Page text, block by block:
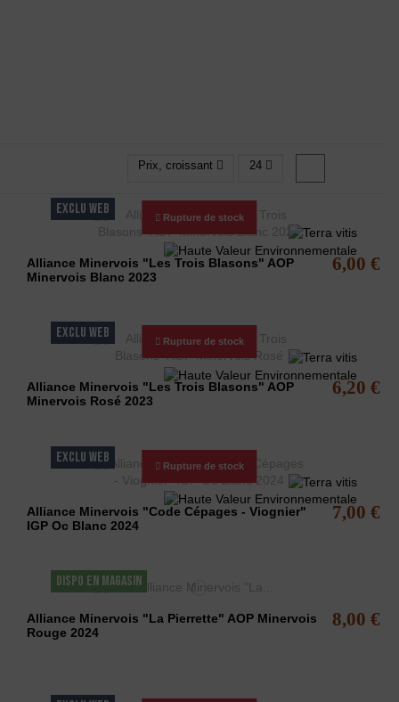
Prix, croissant 24
EXCLU WEB Rupture de stock
Alliance Minervois "Les Trois Blasons" AOP
Minervois Blanc 2023
6,00 €
EXCLU WEB Rupture de stock
Alliance Minervois "Les Trois Blasons" AOP
Minervois Rosé 2023
6,20 €
EXCLU WEB Rupture de stock
Alliance Minervois "Code Cépages - Viognier"
IGP Oc Blanc 2024
7,00 €
DISPO EN MAGASIN
Alliance Minervois "La Pierrette" AOP Minervois
Rouge 2024
8,00 €